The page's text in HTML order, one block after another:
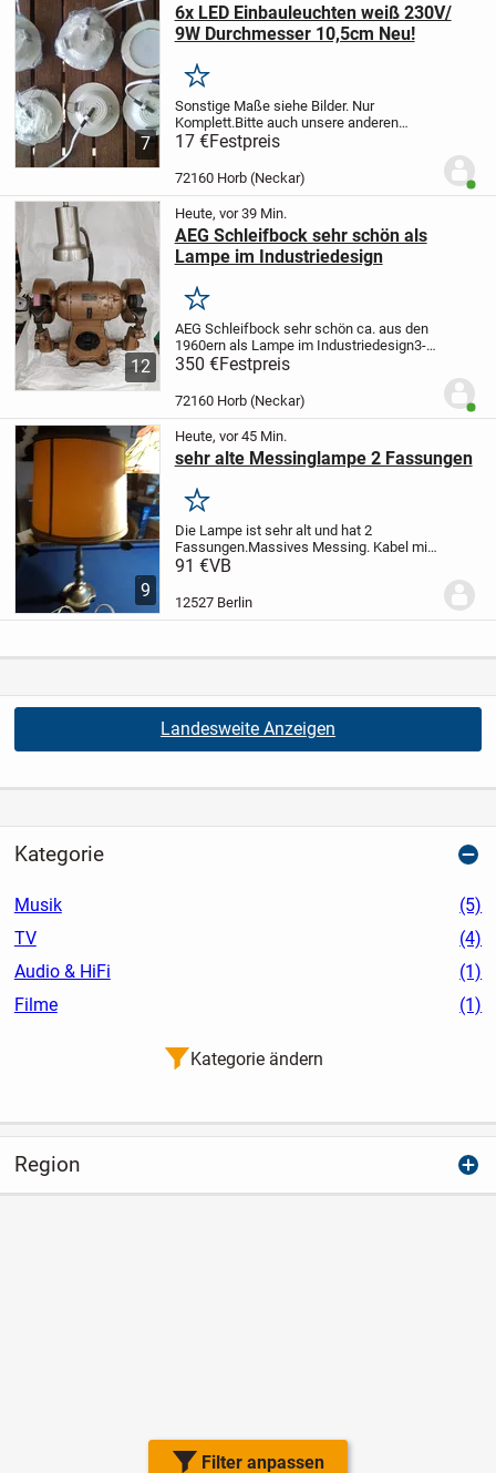
Filter anpassen
7
6x LED Einbauleuchten weiß 230V/
9W Durchmesser 10,5cm Neu!
Merken
Sonstige Maße siehe Bilder. Nur
Komplett.Bitte auch unsere anderen
Anzeigen prüfen.Solange die Anzeige
online ist, ist das Teil noch zu haben.
Online- Privatverkauf!
nicht...
17 €Festpreis
72160 Horb (Neckar)
12
Heute, vor 39 Min.
AEG Schleifbock sehr schön als
Lampe im Industriedesign
Merken
AEG Schleifbock sehr schön ca. aus den
1960ern als Lampe im Industriedesign3-
phasige Motorwicklung hat leichten
Erdschluss, wurde in Steinmetzschaltung
1-phasig betrieben. Lampe kann
umgeklemmt und...
350 €Festpreis
72160 Horb (Neckar)
9
Heute, vor 45 Min.
sehr alte Messinglampe 2 Fassungen
Merken
Die Lampe ist sehr alt und hat 2
Fassungen.Massives Messing. Kabel mit
Fußschaler, voll
Höhe 84cm.Durchmesser Schirm unten
91 €VB
12527 Berlin
Landesweite Anzeigen
Kategorie
Musik
(5)
TV
(4)
Audio & HiFi
(1)
Filme
(1)
Kategorie ändern
Region